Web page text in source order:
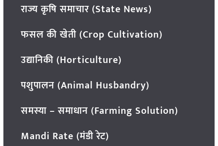
राज्य कृषि समाचार (State News)
फसल की खेती (Crop Cultivation)
उद्यानिकी (Horticulture)
पशुपालन (Animal Husbandry)
समस्या – समाधान (Farming Solution)
Mandi Rate (मंडी रेट)